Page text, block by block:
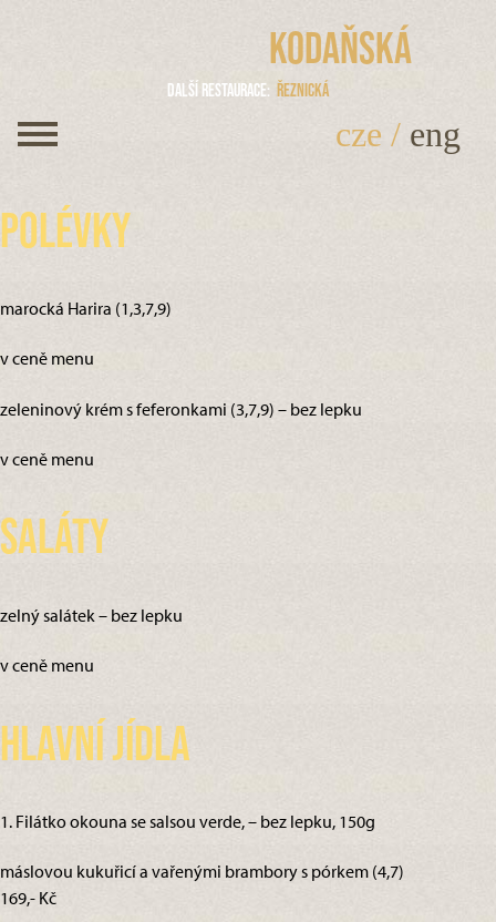
Kodaňská
Další restaurace Řeznická
cze / eng
Polévky
marocká Harira (1,3,7,9)
v ceně menu
zeleninový krém s feferonkami (3,7,9) – bez lepku
v ceně menu
Saláty
zelný salátek – bez lepku
v ceně menu
Hlavní jídla
1. Filátko okouna se salsou verde, – bez lepku, 150g
máslovou kukuřicí a vařenými brambory s pórkem (4,7)
169,- Kč